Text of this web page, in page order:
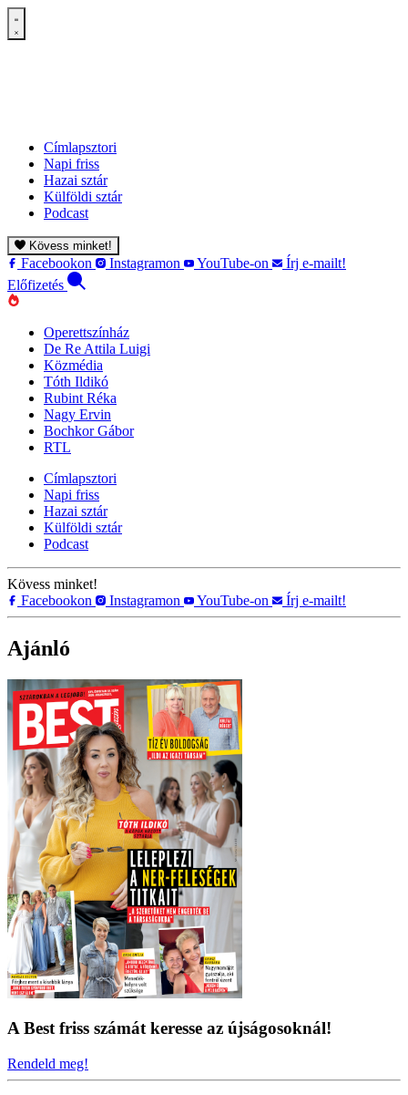
Címlapsztori
Napi friss
Hazai sztár
Külföldi sztár
Podcast
Kövess minket!
Facebookon Instagramon YouTube-on
Írj e-mailt!
Előfizetés
Operettszínház
De Re Attila Luigi
Közmédia
Tóth Ildikó
Rubint Réka
Nagy Ervin
Bochkor Gábor
RTL
Címlapsztori
Napi friss
Hazai sztár
Külföldi sztár
Podcast
Kövess minket!
Facebookon
Instagramon YouTube-on Írj e-mailt!
Ajánló
A Best friss számát keresse az újságosoknál!
Rendeld meg!